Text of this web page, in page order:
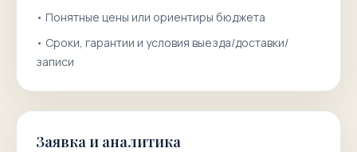
• Понятные цены или ориентиры бюджета
• Сроки, гарантии и условия выезда/доставки/
записи
Заявка и аналитика